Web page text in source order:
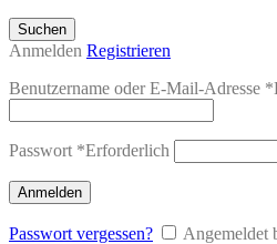
Suchen
Anmelden Registrieren
Benutzername oder E-Mail-Adresse *
Passwort *Erforderlich
Anmelden
Passwort vergessen?
Angemeldet